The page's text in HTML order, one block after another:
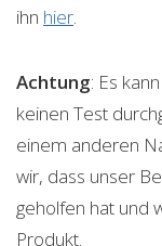
ihn hier.
Achtung: Es
keinen Test
einem anderen
wir, dass unser
geholfen hat und
Produkt.